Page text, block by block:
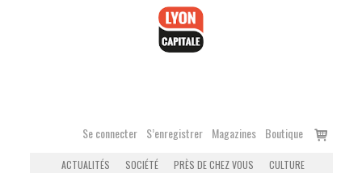
Se connecter S’enregistrer Magazines Boutique
Voir
ACTUALITÉS SOCIÉTÉ PRÈS DE CHEZ VOUS
CULTURE